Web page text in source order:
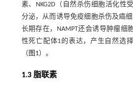
素、NKG2D（自然杀伤细胞活化性
分泌，从而诱导免疫细胞杀伤及癌
长期存在，NAMPT还会诱导肿瘤细
性死亡配体1的表达，产生自然选
（ 图1）。
1.3 脂联素